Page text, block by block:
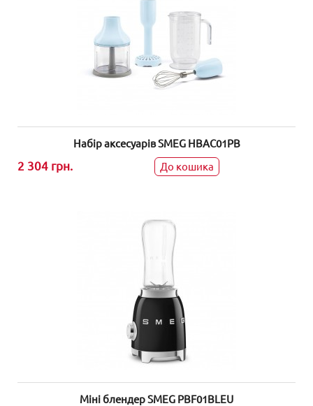
Набір аксесуарів SMEG HBAC01PB
2 304 грн. До кошика
Міні блендер SMEG PBF01BLEU